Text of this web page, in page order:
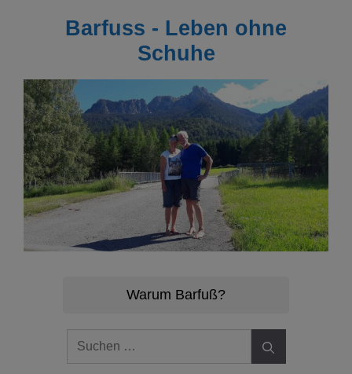
Barfuss - Leben ohne
Schuhe
Warum Barfuß?
Suchen